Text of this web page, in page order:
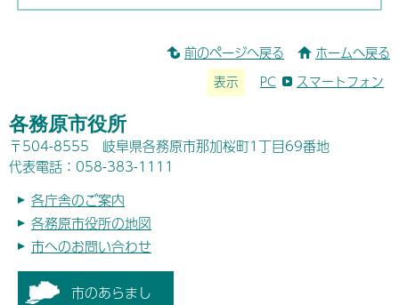
前のページへ戻る ホームへ戻る
表示 PC スマートフォン
各務原市役所
〒504-8555 岐阜県各務原市那加桜町1丁目69番地
代表電話：058-383-1111
各庁舎のご案内
各務原市役所の地図
市へのお問い合わせ
市のあらまし